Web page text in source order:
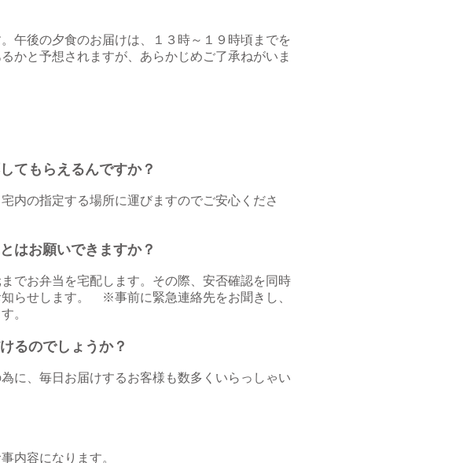
午後の夕食のお届けは、１３時～１９時頃までを
かと予想されますが、あらかじめご了承ねがいま
てもらえるんですか？
内の指定する場所に運びますのでご安心くださ
はお願いできますか？
でお弁当を宅配します。その際、安否確認を同時
らせします。 ※事前に緊急連絡先をお聞きし、
。
るのでしょうか？
に、 毎日お届けするお客様も数多くいらっしゃい
内容になります。